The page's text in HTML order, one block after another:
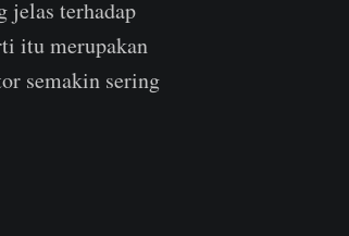
jelas terhadap
itu merupakan
semakin sering